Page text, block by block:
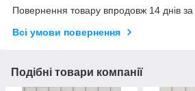
Повернення товару впродовж 14 днів
Всі умови повернення
Подібні товари компанії